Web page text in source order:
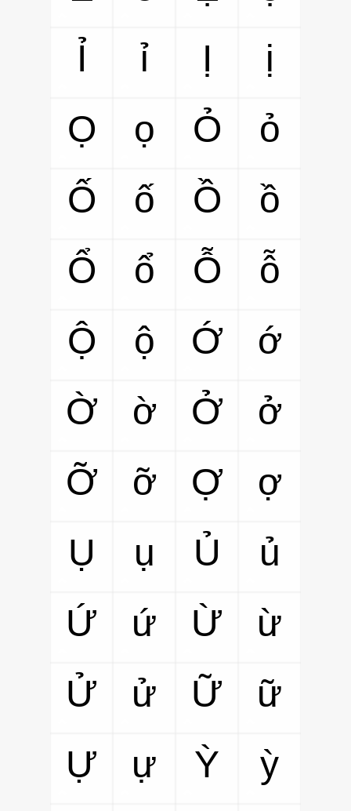
Ỉ
ỉ Ị
ị
Ọ
ọ Ỏ
ỏ
Ố
ố Ồ
ồ
Ổ
ổ Ỗ
ỗ
Ộ
ộ Ớ
ớ
Ờ
ờ Ở
ở
Ỡ
ỡ Ợ
ợ
Ụ
ụ Ủ
ủ
Ứ
ứ Ừ
ừ
Ử
ử Ữ
ữ
Ự
ự Ỳ
ỳ